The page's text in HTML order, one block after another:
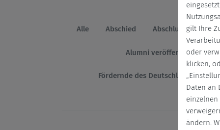
Alle Abschied Abschluss
Alumni veröffentlicht
Fördernde des
gilt Ihre
oder
klicken,
Daten an
ändern.